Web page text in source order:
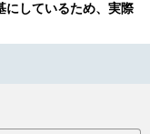
にしているため、実際